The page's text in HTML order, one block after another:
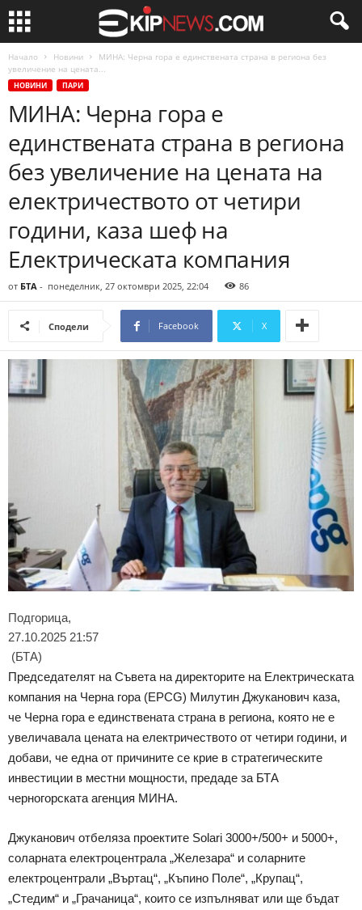
Начало Новини
МИНА: Черна гора е единствената страна в региона без
увеличение на цената...
НОВИНИ ПАРИ
МИНА: Черна гора е
единствената страна в региона
без увеличение на цената на
електричеството от четири
години, каза шеф на
Електрическата компания
от БТА - понеделник, 27 октомври 2025, 22:04 86
Сподели Facebook X
Подгорица,
27.10.2025 21:57
(БТА)
Председателят на Съвета на директорите на Електрическата
компания на Черна гора (EPCG) Милутин Джуканович каза,
че Черна гора е единствената страна в региона, която не е
увеличавала цената на електричеството от четири години, и
добави, че една от причините се крие в стратегическите
инвестиции в местни мощности, предаде за БТА
черногорската агенция МИНА.
Джуканович отбеляза проектите Solari 3000+/500+ и 5000+,
соларната електроцентрала „Железара“ и соларните
електроцентрали „Въртац“, „Къпино Поле“, „Крупац“,
„Стедим“ и „Грачаница“, които се изпълняват или ще бъдат